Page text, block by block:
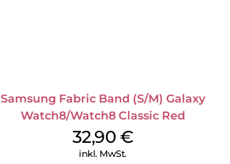
Samsung Fabric Band (S/M) Galaxy
Watch8/Watch8 Classic Red
32,90 €
inkl. MwSt.